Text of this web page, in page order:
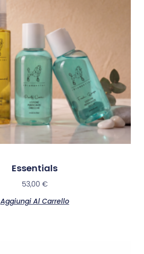
Essentials
53,00 €
Aggiungi Al Carrello